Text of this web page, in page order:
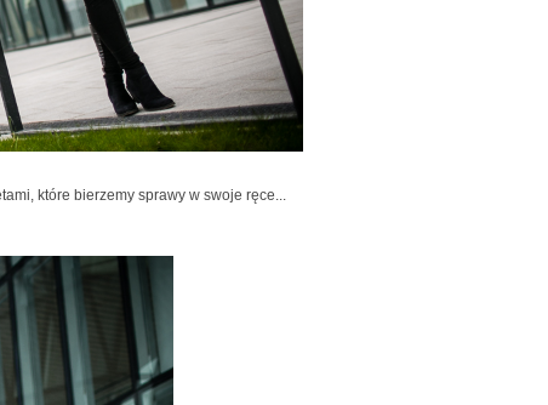
które bierzemy sprawy w swoje ręce...